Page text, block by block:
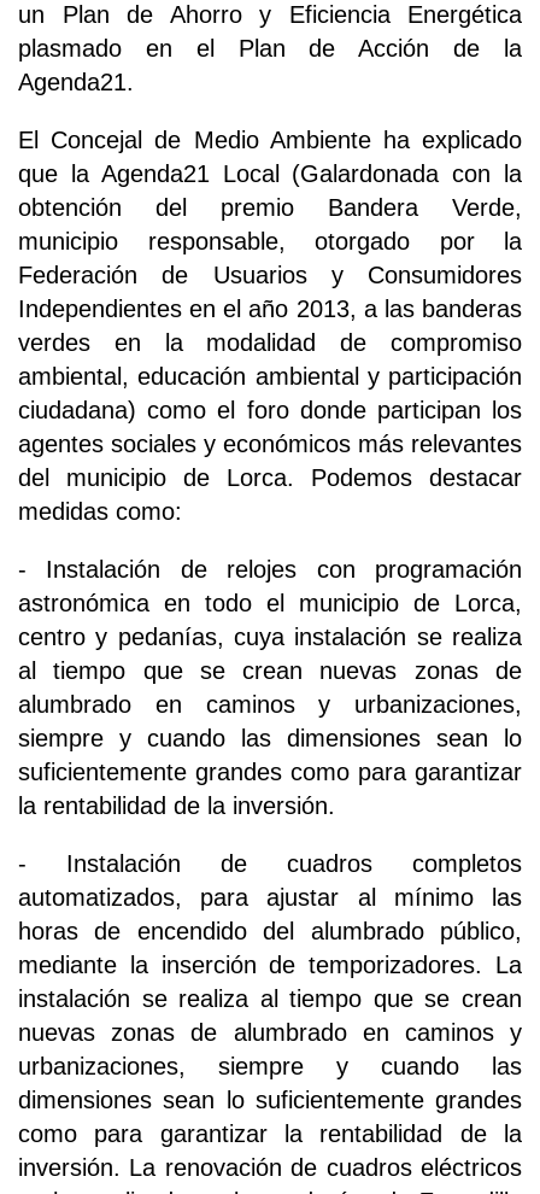
un Plan de Ahorro y Eficiencia Energética
plasmado en el Plan de Acción de la
Agenda21.
El Concejal de Medio Ambiente ha explicado
que la Agenda21 Local (Galardonada con la
obtención del premio Bandera Verde,
municipio responsable, otorgado por la
Federación de Usuarios y Consumidores
Independientes en el año 2013, a las banderas
verdes en la modalidad de compromiso
ambiental, educación ambiental y participación
ciudadana) como el foro donde participan los
agentes sociales y económicos más relevantes
del municipio de Lorca. Podemos destacar
medidas como:
- Instalación de relojes con programación
astronómica en todo el municipio de Lorca,
centro y pedanías, cuya instalación se realiza
al tiempo que se crean nuevas zonas de
alumbrado en caminos y urbanizaciones,
siempre y cuando las dimensiones sean lo
suficientemente grandes como para garantizar
la rentabilidad de la inversión.
- Instalación de cuadros completos
automatizados, para ajustar al mínimo las
horas de encendido del alumbrado público,
mediante la inserción de temporizadores. La
instalación se realiza al tiempo que se crean
nuevas zonas de alumbrado en caminos y
urbanizaciones, siempre y cuando las
dimensiones sean lo suficientemente grandes
como para garantizar la rentabilidad de la
inversión. La renovación de cuadros eléctricos